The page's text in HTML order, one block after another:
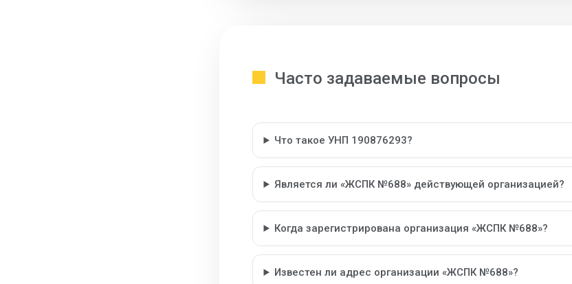
Часто задаваемые вопросы
Что такое УНП 190876293?
Является ли «ЖСПК №688» действующей организацией?
Когда зарегистрирована организация «ЖСПК №688»?
Известен ли адрес организации «ЖСПК №688»?